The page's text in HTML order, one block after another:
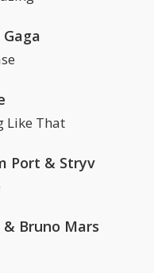
Gaga
Like That
Port & Stryv
& Bruno Mars